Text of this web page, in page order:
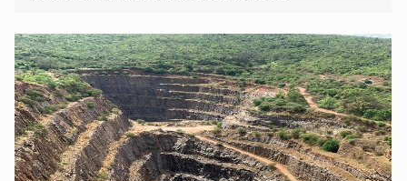
submissão de pré-propostas poderá ser feita até 1º de
setembro